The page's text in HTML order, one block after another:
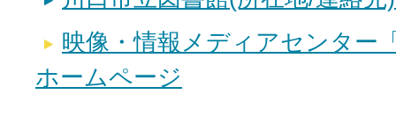
映像・情報メディアセンター
ホームページ